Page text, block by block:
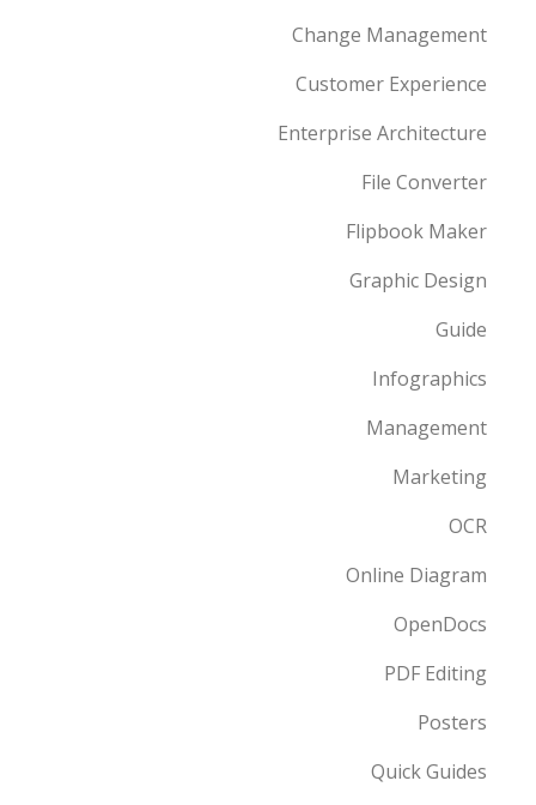
Change Management
Customer Experience
Enterprise Architecture
File Converter
Flipbook Maker
Graphic Design
Guide
Infographics
Management
Marketing
OCR
Online Diagram
OpenDocs
PDF Editing
Posters
Quick Guides